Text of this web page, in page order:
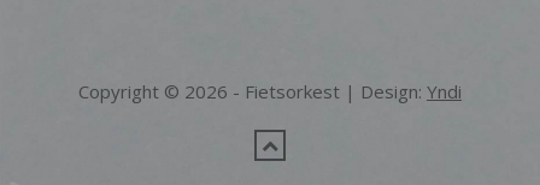
Copyright © 2026 - Fietsorkest | Design: Yndi